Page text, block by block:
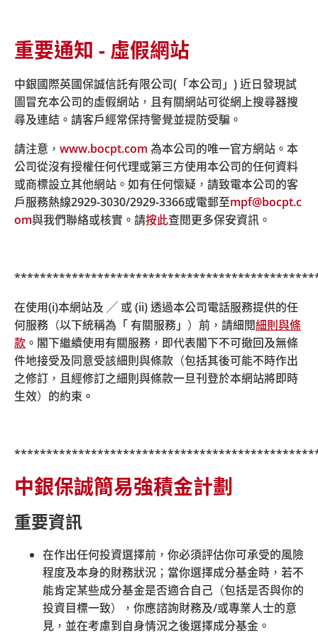
重要通知 - 虛假網站
中銀國際英國保誠信託有限公司(「本公司」) 近日發現試
圖冒充本公司的虛假網站，且有關網站可從網上搜尋器搜
尋及連結。請客戶經常保持警覺並提防受騙。
請注意， www.bocpt.com 為本公司的唯一官方網站。本
公司從沒有授權任何代理或第三方使用本公司的任何資料
或商標設立其他網站。如有任何懷疑，請致電本公司的客
戶服務熱線2929-3030/2929-3366或電郵至mpf@bocpt.c
om與我們聯絡或核實。請按此查閱更多保安資訊。
在使用(i)本網站及 ╱ 或 (ii) 透過本公司電話服務提供的任
何服務（以下統稱為「 有關服務」）前，請細閱細則與條
款 。閣下繼續使用有關服務，即代表閣下不可撤回及無條
件地接受及同意受該細則與條款（包括其後可能不時作出
之修訂，且經修訂之細則與條款一旦刊登於本網站將即時
生效）的約束 。
中銀保誠簡易強積金計劃
重要資訊
在作出任何投資選擇前，你必須評估你可承受的風險
程度及本身的財務狀況；當你選擇成分基金時，若不
能肯定某些成分基金是否適合自己（包括是否與你的
投資目標一致），你應諮詢財務及/或專業人士的意
見，並在考慮到自身情況之後選擇成分基金。
主頁 關於我們
最新消息
消息詳情 中銀香港與中銀保誠聯手構建香港代幣化基金資
產託管方案
中銀香港與中銀保誠聯手構建香
港代幣化基金資產託管方案
新的代幣化資產託管服務方案，持續支持香港代幣化基金
為了配合金管局在Project Ensemble 的應用場景，中銀保
誠信託為港元貨幣市場基金代幣化類別提供了一體化的綜
合資產託管方案，包括過戶代理，基金登記和代幣託管
等，以支持代幣化資產認購和贖回的無縫運作，實現代幣
化存款與代幣化資產的同步實時交收，完成代幣化資產交
© 中銀國際英國保誠信託有限公司 2026
網站地圖 | 保安資訊 | 相關連結 | 細則與條款 |
超連結政策 | 私隱聲明